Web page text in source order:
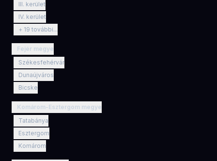
III. kerület
IV. kerület
+ 19 további...
Fejér megye
Székesfehérvár
Dunaújváros
Bicske
Komárom-Esztergom megye
Tatabánya
Esztergom
Komárom